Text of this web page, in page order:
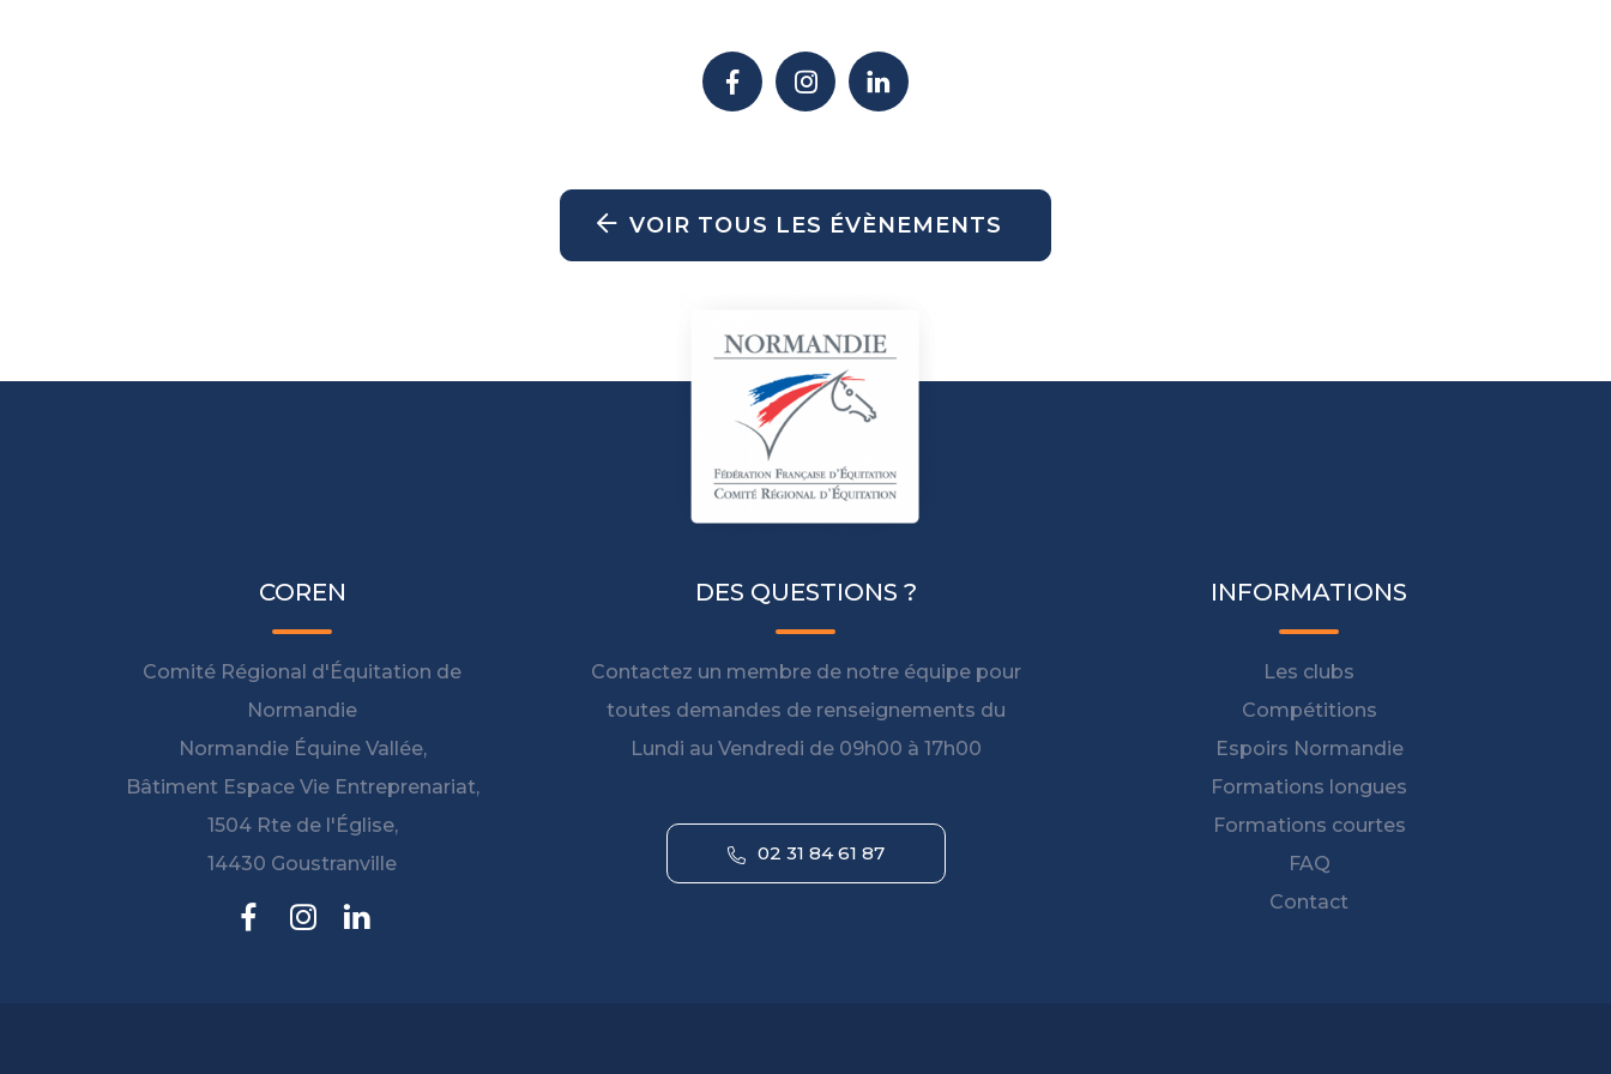
VOIR TOUS LES ÉVÈNEMENTS
COREN
Comité Régional d'Équitation de
Normandie
Normandie Équine Vallée,
Bâtiment Espace Vie Entreprenariat,
1504 Rte de l'Église,
14430 Goustranville
DES QUESTIONS ?
Contactez un membre de notre équipe pour
toutes demandes de renseignements du
Lundi au Vendredi de 09h00 à 17h00
02 31 84 61 87
INFORMATIONS
Les clubs
Compétitions
Espoirs Normandie
Formations longues
Formations courtes
FAQ
Contact